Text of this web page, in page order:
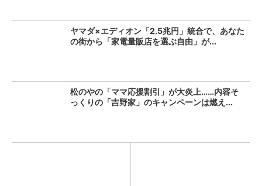
ヤマダ×エディオン「2.5兆円」統合で、あなた
の街から「家電量販店を選ぶ自由」が...
松のやの「ママ応援割引」が大炎上……内容そ
っくりの「吉野家」のキャンペーンは燃え...